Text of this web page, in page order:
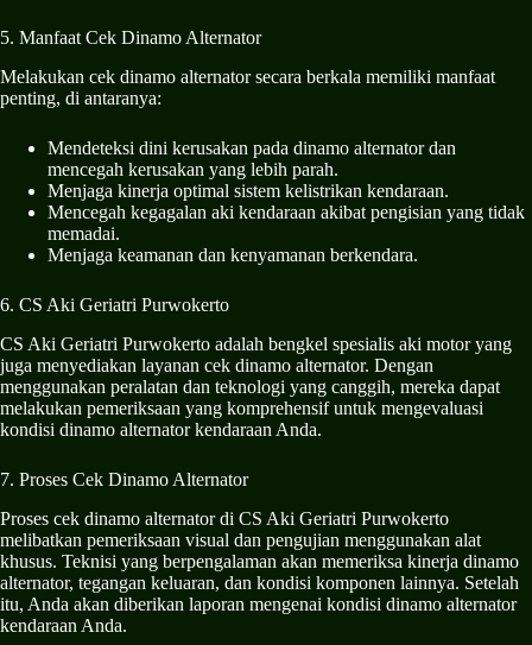
5. Manfaat Cek Dinamo Alternator
Melakukan cek dinamo alternator secara berkala memiliki manfaat
penting, di antaranya:
Mendeteksi dini kerusakan pada dinamo alternator dan
mencegah kerusakan yang lebih parah.
Menjaga kinerja optimal sistem kelistrikan kendaraan.
Mencegah kegagalan aki kendaraan akibat pengisian yang tidak
memadai.
Menjaga keamanan dan kenyamanan berkendara.
6. CS Aki Geriatri Purwokerto
CS Aki Geriatri Purwokerto adalah bengkel spesialis aki motor yang
juga menyediakan layanan cek dinamo alternator. Dengan
menggunakan peralatan dan teknologi yang canggih, mereka dapat
melakukan pemeriksaan yang komprehensif untuk mengevaluasi
kondisi dinamo alternator kendaraan Anda.
7. Proses Cek Dinamo Alternator
Proses cek dinamo alternator di CS Aki Geriatri Purwokerto
melibatkan pemeriksaan visual dan pengujian menggunakan alat
khusus. Teknisi yang berpengalaman akan memeriksa kinerja dinamo
alternator, tegangan keluaran, dan kondisi komponen lainnya. Setelah
itu, Anda akan diberikan laporan mengenai kondisi dinamo alternator
kendaraan Anda.